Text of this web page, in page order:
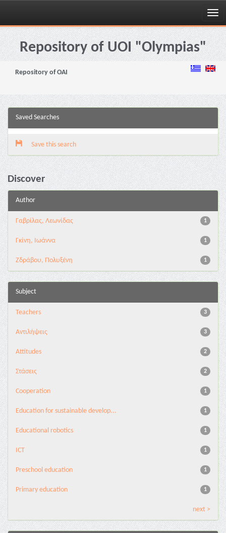
Skip
navigationRepository of UOI "Olympias"
Repository of OAI
Saved Searches
Save this search
Discover
Author
1
Γαβρίλας, Λεωνίδας
1
Γκίνη, Ιωάννα
1
Ζδράβου, Πολυξένη
Subject
3
Teachers
3
Αντιλήψεις
2
Attitudes
2
Στάσεις
1
Cooperation
1
Education for sustainable develop...
1
Educational robotics
1
ICT
1
Preschool education
1
Primary education
next >